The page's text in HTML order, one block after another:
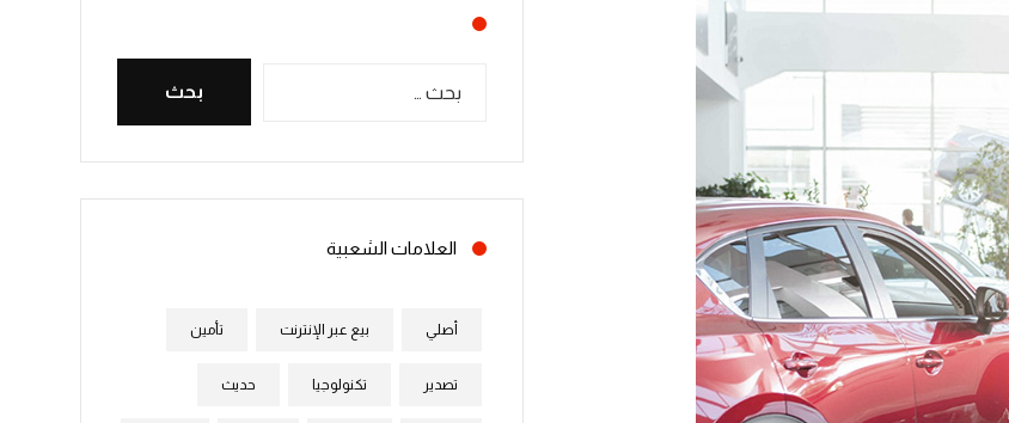
العلامات الشعبية
أصلي بيع عبر الإنترنت تأمين
تصدير تكنولوجيا حديث